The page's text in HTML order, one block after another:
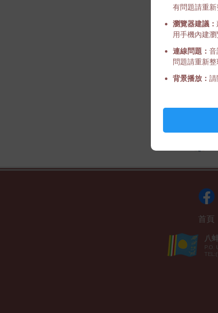
首頁
八
P.O.
有問題請重
瀏覽器建議：
用手機內建
連線問題： 音
問題請重新
背景播放： 請